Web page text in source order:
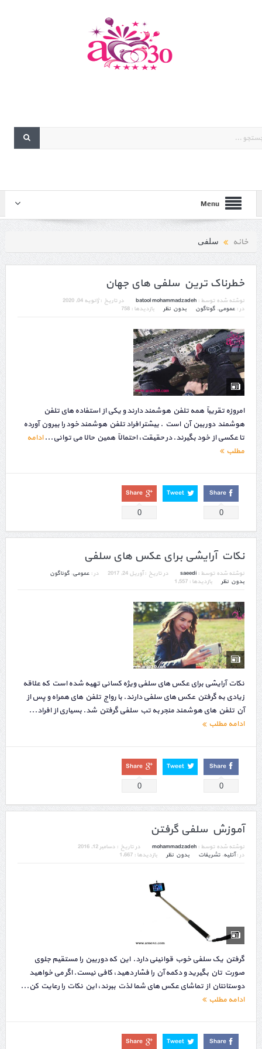
Menu
خانه سلفی
خطرناک ترین سلفی های جهان
نوشته شده توسط : batool mohammadzadeh در تاریخ :ژانویه 04, 2020
در : عمومی, گوناگون بدون نظر بازدیدها : 758
امروزه تقریباً همه تلفن هوشمند دارند و یکی از استفاده های تلفن
هوشمند دوربین آن است . بیشتر افراد تلفن هوشمند خود را بیرون آورده
تا عکسی از خود بگیرند. در حقیقت، احتمالاً همین حالا می توانی...ادامه
مطلب
Share
0
Tweet
Share
0
نکات آرایشی برای عکس های سلفی
نوشته شده توسط : saeedi در تاریخ :آوریل 24, 2017 در : عمومی, گوناگون
بدون نظر
بازدیدها : 1,557
نکات آرایشی برای عکس های سلفی ویژه کسانی تهیه شده است که علاقه
زیادی به گرفتن عکس های سلفی دارند. با رواج تلفن های همراه و پس از
آن تلفن های هوشمند منجر به تب سلفی گرفتن شد. بسیاری از افراد...
ادامه مطلب
Share
0
Tweet
Share
0
آموزش سلفی گرفتن
نوشته شده توسط : mohammadzadeh در تاریخ : دسامبر 12, 2016
در :آتلیه, تشریفات بدون نظر بازدیدها : 1,667
گرفتن یک سلفی خوب قوانینی دارد. این که دوربین را مستقیم جلوی
صورت تان بگیرید و دکمه آن را فشار دهید، کافی نیست. اگر می خواهید
دوستانتان از تماشای عکس های شما لذت ببرند، این نکات را رعایت کن...
ادامه مطلب
Share
Tweet
Share